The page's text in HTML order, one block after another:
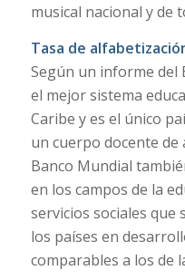
musical nacional y de
Tasa de
Según un informe del
el mejor sistema
Caribe y es el único
un cuerpo docente de
Banco Mundial
en los campos de la
servicios sociales que
los países en
comparables a los de